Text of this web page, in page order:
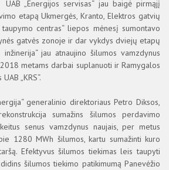
„Energijos servisas“ jau baigė pirmąjį
etapą Ukmergės, Kranto, Elektros gatvių
taupymo centras“ liepos mėnesį sumontavo
gatvės zonoje ir dar vykdys dviejų etapų
inžinerija“ jau atnaujino šilumos vamzdynus
metams darbai suplanuoti ir Ramygalos
UAB „KRS“.
generalinio direktoriaus Petro Diksos,
sumažins šilumos perdavimo
senus vamzdynus naujais, per metus
1280 MWh šilumos, kartu sumažinti kuro
Efektyvus šilumos tiekimas leis taupyti
šilumos tiekimo patikimumą Panevėžio